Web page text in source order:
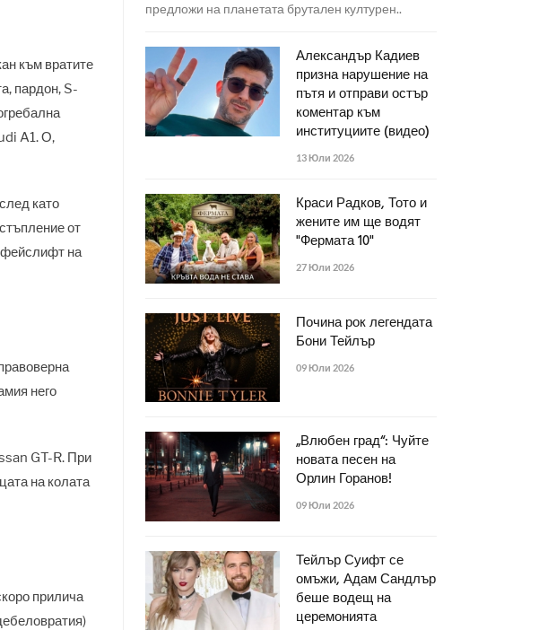
към вратите
пардон, S-
A1. О,
като
от
фейслифт на
него
GT-R. При
на колата
прилича
предложи на планетата брутален културен..
Александър Кадиев
призна нарушение на
пътя и отправи остър
коментар към
институциите (видео)
13 Юли 2026
Краси Радков, Тото и
жените им ще водят
"Фермата 10"
27 Юли 2026
Почина рок легендата
Бони Тейлър
09 Юли 2026
„Влюбен град“: Чуйте
новата песен на
Орлин Горанов!
09 Юли 2026
Тейлър Суифт се
омъжи, Адам Сандлър
беше водещ на
церемонията